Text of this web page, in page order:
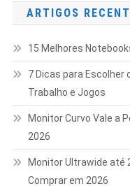
ARTIGOS
15 Melhores
7 Dicas para Escolher
Trabalho e Jogos
Monitor Curvo Vale a
2026
Monitor Ultrawide até
Comprar em 2026